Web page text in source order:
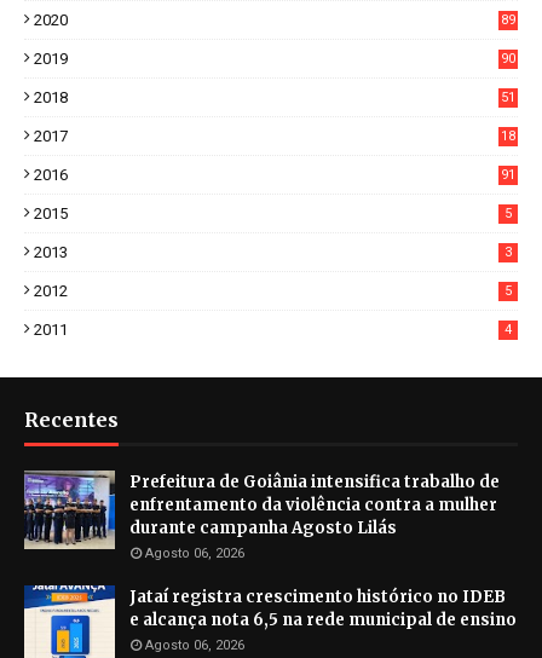
2020
89
2019
90
2018
51
2017
18
2016 91
2015 5
2013 3
2012 5
2011 4
Recentes
Prefeitura de Goiânia intensifica trabalho de
enfrentamento da violência contra a mulher
durante campanha Agosto Lilás
Agosto 06, 2026
Jataí registra crescimento histórico no IDEB
e alcança nota 6,5 na rede municipal de ensino
Agosto 06, 2026